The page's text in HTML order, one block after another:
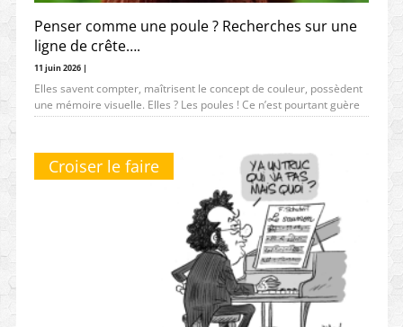
Penser comme une poule ? Recherches sur une
ligne de crête….
11 juin 2026 |
Elles savent compter, maîtrisent le concept de couleur, possèdent
une mémoire visuelle. Elles ? Les poules ! Ce n’est pourtant guère
l’image
Croiser le faire